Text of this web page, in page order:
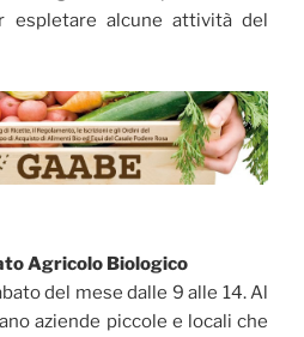
espletare alcune attività del
Agricolo Biologico
del mese dalle 9 alle 14. Al
aziende piccole e locali che